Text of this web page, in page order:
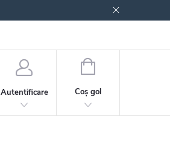
Autentificare
COŞ
CUMPĂRĂTURI
Coş gol